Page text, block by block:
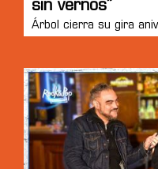
sin vernos”
Árbol cierra su gira